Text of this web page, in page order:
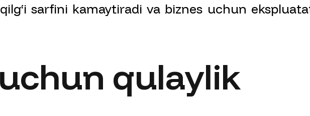
sarfini kamaytiradi va biznes uchun
qulaylik